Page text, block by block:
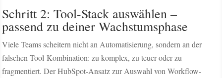
Schritt 2: Tool-Stack auswählen –
passend zu deiner Wachstumsphase
Viele Teams scheitern nicht an Automatisierung, sondern an der
falschen Tool-Kombination: zu komplex, zu teuer oder zu
fragmentiert. Der HubSpot-Ansatz zur Auswahl von Workflow-